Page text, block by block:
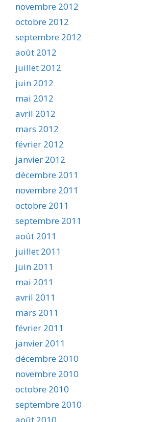
novembre 2012
octobre 2012
septembre 2012
août 2012
juillet 2012
juin 2012
mai 2012
avril 2012
mars 2012
février 2012
janvier 2012
décembre 2011
novembre 2011
octobre 2011
septembre 2011
août 2011
juillet 2011
juin 2011
mai 2011
avril 2011
mars 2011
février 2011
janvier 2011
décembre 2010
novembre 2010
octobre 2010
septembre 2010